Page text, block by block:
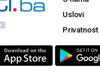
Uslovi
Privatnost